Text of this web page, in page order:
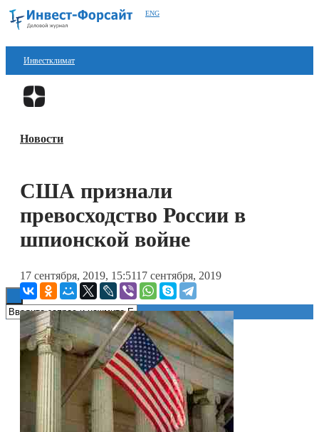
ENG
Инвестклимат
Финансы
Блокчейн
Новости
США признали
превосходство России в
шпионской войне
17 сентября, 2019, 15:5117 сентября, 2019